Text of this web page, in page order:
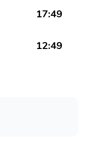
17:49
12:49